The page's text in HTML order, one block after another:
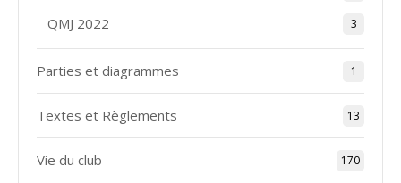
QMJ 2022 3
Parties et diagrammes 1
Textes et Règlements 13
Vie du club 170